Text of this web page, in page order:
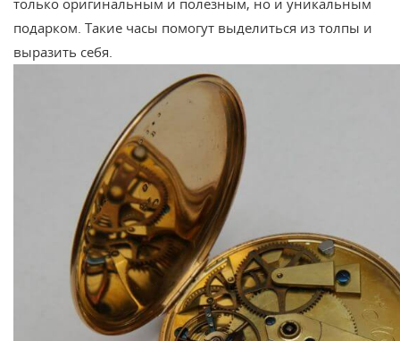
только оригинальным и полезным, но и уникальным
подарком. Такие часы помогут выделиться из толпы и
выразить себя.